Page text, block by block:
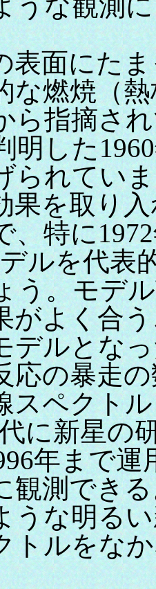
面にたま
な燃焼（
ら指摘さ
明した
られてい
果を取り
、特に
ルを代表
う。モデ
がよく合
デルとな
応の暴走
スペクト
に新星の
年まで
観測でき
うな明る
トルをな